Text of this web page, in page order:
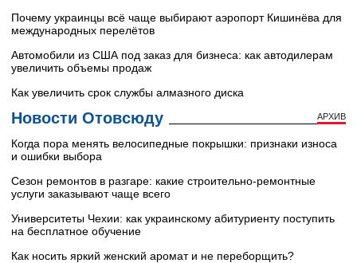
Почему украинцы всё чаще выбирают аэропорт Кишинёва для
международных перелётов
Автомобили из США под заказ для бизнеса: как автодилерам
увеличить объемы продаж
Как увеличить срок службы алмазного диска
Новости Отовсюду АРХИВ
Когда пора менять велосипедные покрышки: признаки износа
и ошибки выбора
Сезон ремонтов в разгаре: какие строительно-ремонтные
услуги заказывают чаще всего
Университеты Чехии: как украинскому абитуриенту поступить
на бесплатное обучение
Как носить яркий женский аромат и не переборщить?